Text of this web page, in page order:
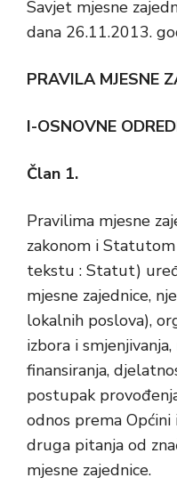
Savjet mjesne
dana 26.11.2013.
PRAVILA MJESNE
I-OSNOVNE
Član 1.
Pravilima mjesne
zakonom i
tekstu : Statut)
mjesne zajednice,
lokalnih poslova),
izbora i
finansiranja,
postupak
odnos prema Općini
druga pitanja od
mjesne zajednice.